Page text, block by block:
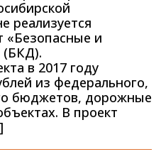
реализуется
«Безопасные и
(БКД).
в 2017 году
из федерального,
бюджетов, дорожные
В проект